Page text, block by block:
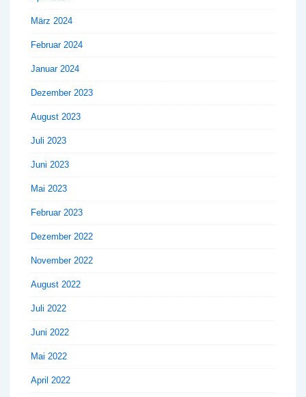
März 2024
Februar 2024
Januar 2024
Dezember 2023
August 2023
Juli 2023
Juni 2023
Mai 2023
Februar 2023
Dezember 2022
November 2022
August 2022
Juli 2022
Juni 2022
Mai 2022
April 2022